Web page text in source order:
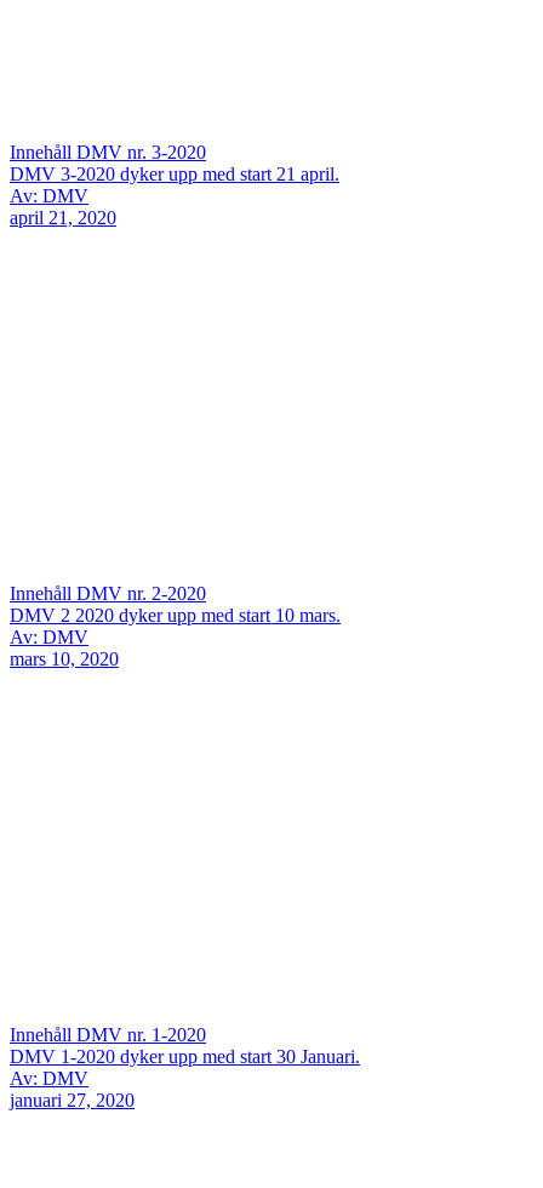
Innehåll DMV nr. 3-2020
DMV 3-2020 dyker upp med start 21 april.
Av: DMV
april 21, 2020
Innehåll DMV nr. 2-2020
DMV 2 2020 dyker upp med start 10 mars.
Av: DMV
mars 10, 2020
Innehåll DMV nr. 1-2020
DMV 1-2020 dyker upp med start 30 Januari.
Av: DMV
januari 27, 2020